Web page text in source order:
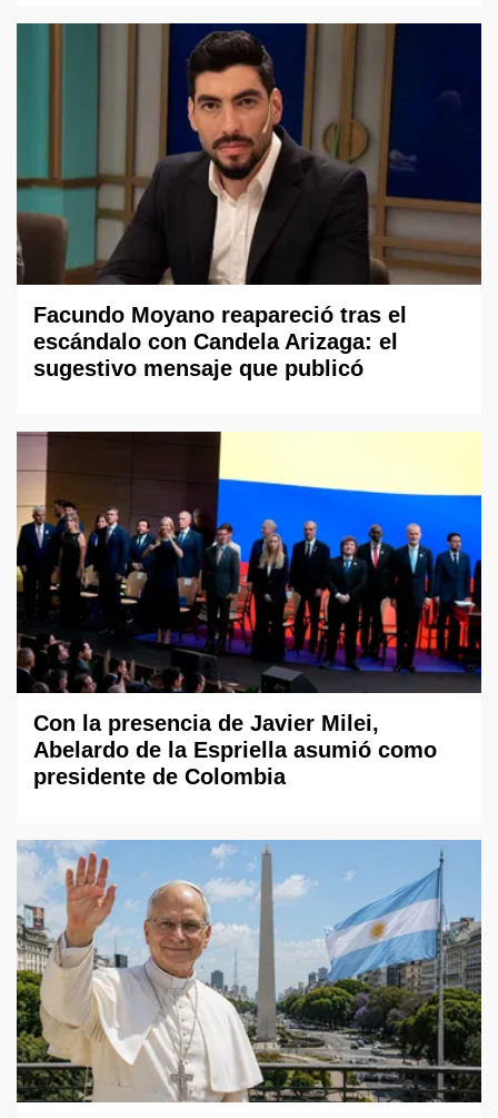
Facundo Moyano reapareció tras el
escándalo con Candela Arizaga: el
sugestivo mensaje que publicó
Con la presencia de Javier Milei,
Abelardo de la Espriella asumió como
presidente de Colombia